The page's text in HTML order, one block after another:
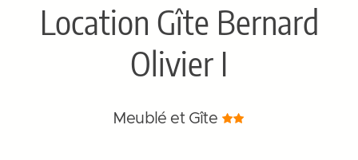
Location Gîte Bernard
Olivier I
Meublé et Gîte